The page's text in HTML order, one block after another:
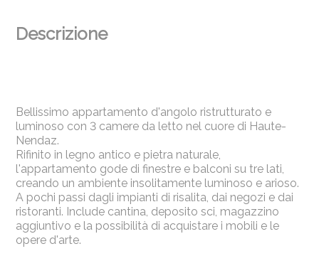
Descrizione
Bellissimo appartamento d'angolo ristrutturato e
luminoso con 3 camere da letto nel cuore di Haute-
Nendaz.
Rifinito in legno antico e pietra naturale,
l'appartamento gode di finestre e balconi su tre lati,
creando un ambiente insolitamente luminoso e arioso.
A pochi passi dagli impianti di risalita, dai negozi e dai
ristoranti. Include cantina, deposito sci, magazzino
aggiuntivo e la possibilità di acquistare i mobili e le
opere d'arte.